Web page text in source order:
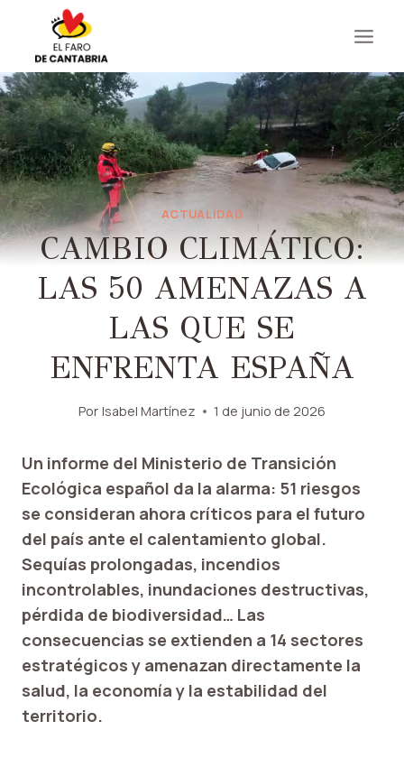
contenido
ACTUALIDAD
CAMBIO CLIMÁTICO:
LAS 50 AMENAZAS A
LAS QUE SE
ENFRENTA ESPAÑA
Por Isabel Martínez 1 de junio de 2026
Un informe del Ministerio de Transición
Ecológica español da la alarma: 51 riesgos
se consideran ahora críticos para el futuro
del país ante el calentamiento global.
Sequías prolongadas, incendios
incontrolables, inundaciones destructivas,
pérdida de biodiversidad… Las
consecuencias se extienden a 14 sectores
estratégicos y amenazan directamente la
salud, la economía y la estabilidad del
territorio.